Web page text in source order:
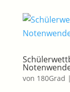
von 180Grad |